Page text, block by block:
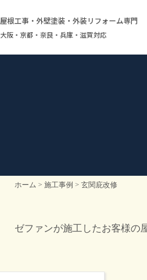
屋根工事・外壁塗装・外装リフォーム専門
大阪・京都・奈良・兵庫・滋賀対応
ホーム 施工事例 玄関庇改修
ゼファンが施工したお客様の